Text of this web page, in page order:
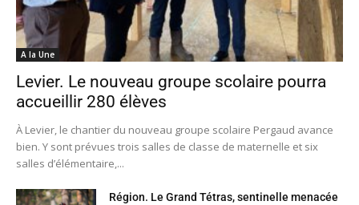
A la Une
Levier. Le nouveau groupe scolaire pourra
accueillir 280 élèves
À Levier, le chantier du nouveau groupe scolaire Pergaud avance
bien. Y sont prévues trois salles de classe de maternelle et six
salles d’élémentaire,...
Région. Le Grand Tétras, sentinelle menacée